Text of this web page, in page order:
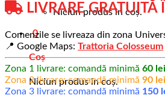
Niciun produs în coș.
0
Coș
Niciun produs în coș.
LIVRARE
Comenzile se livreaza din zona
📍 Google Maps: Trattoria Colosseum
Zona 1 livrare: comandă minimă 60 lei
Zona 2 livrare: comandă minimă 90 lei
Zona 3 livrare: comandă minimă 150